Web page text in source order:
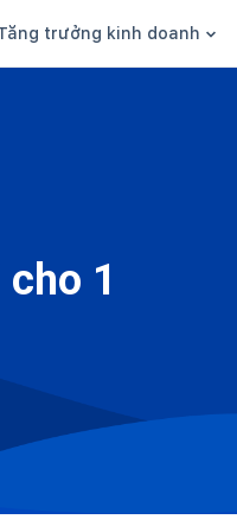
trưởng kinh doanh
1